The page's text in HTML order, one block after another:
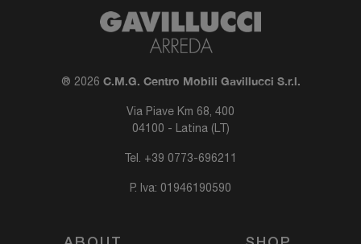
® 2026 C.M.G. Centro Mobili Gavillucci S.r.l.
Via Piave Km 68, 400
04100 - Latina (LT)
Tel. +39 0773-696211
P. Iva: 01946190590